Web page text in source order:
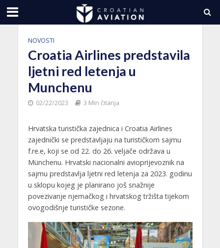
NOVOSTI
Croatia Airlines predstavila
ljetni red letenja u
Munchenu
02/22/2023 3 Min čitanja
Hrvatska turistička zajednica i Croatia Airlines
zajednički se predstavljaju na turističkom sajmu
f.re.e, koji se od 22. do 26. veljače održava u
Münchenu. Hrvatski nacionalni avioprijevoznik na
sajmu predstavlja ljetni red letenja za 2023. godinu
u sklopu kojeg je planirano još snažnije
povezivanje njemačkog i hrvatskog tržišta tijekom
ovogodišnje turističke sezone.